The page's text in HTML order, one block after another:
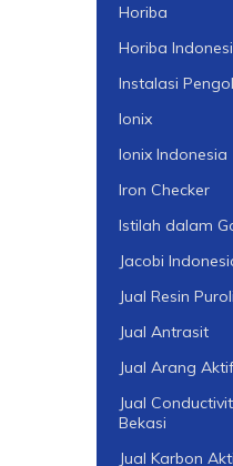
Horiba
Horiba
Instalasi
Ionix
Ionix Indonesia
Iron Checker
Istilah dalam
Jacobi
Jual Resin
Jual Antrasit
Jual Arang Aktif
Jual
Bekasi
Jual Karbon